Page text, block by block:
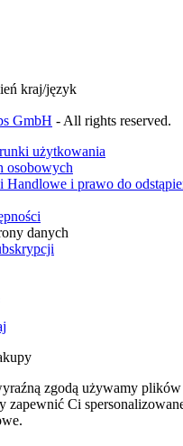
kraj/język
GmbH - All rights reserved.
użytkowania
osobowych
Handlowe i prawo do
danych
zgodą używamy
zapewnić Ci